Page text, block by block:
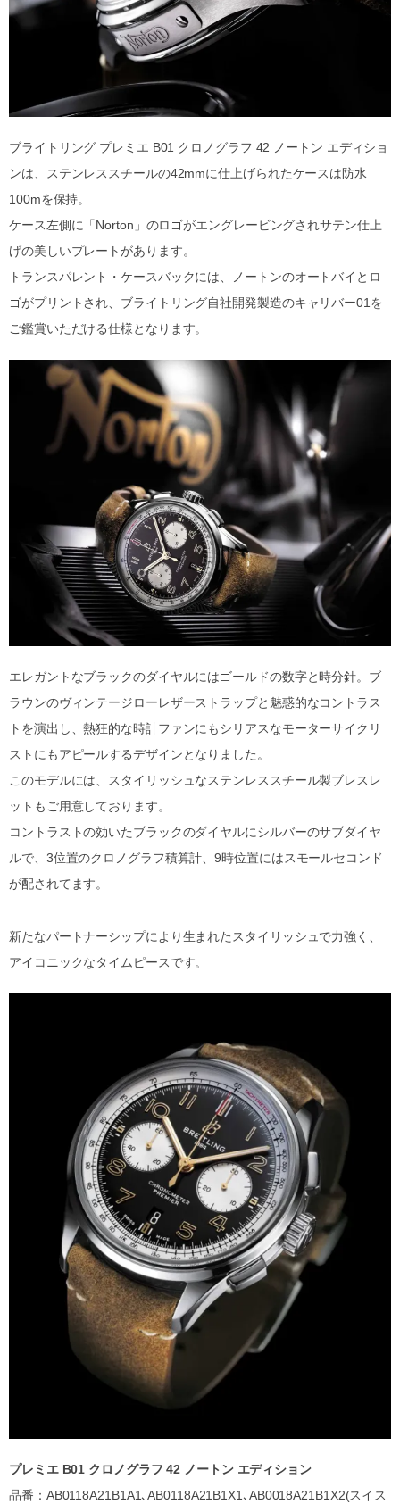
ブライトリング プレミエ B01 クロノグラフ 42 ノートン エディショ
ンは、ステンレススチールの42mmに仕上げられたケースは防水
100mを保持。
ケース左側に「Norton」のロゴがエングレービングされサテン仕上
げの美しいプレートがあります。
トランスパレント・ケースバックには、ノートンのオートバイとロ
ゴがプリントされ、ブライトリング自社開発製造のキャリバー01を
ご鑑賞いただける仕様となります。
エレガントなブラックのダイヤルにはゴールドの数字と時分針。ブ
ラウンのヴィンテージローレザーストラップと魅惑的なコントラス
トを演出し、熱狂的な時計ファンにもシリアスなモーターサイクリ
ストにもアピールするデザインとなりました。
このモデルには、スタイリッシュなステンレススチール製ブレスレ
ットもご用意しております。
コントラストの効いたブラックのダイヤルにシルバーのサブダイヤ
ルで、3位置のクロノグラフ積算計、9時位置にはスモールセコンド
が配されてます。
新たなパートナーシップにより生まれたスタイリッシュで力強く、
アイコニックなタイムピースです。
プレミエ B01 クロノグラフ 42 ノートン エディション
品番：AB0118A21B1A1､AB0118A21B1X1､AB0018A21B1X2(スイス